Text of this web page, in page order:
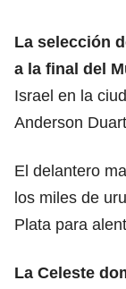
La selección
a la final del
Israel en la
Anderson
El delantero
los miles de
Plata para
La Celeste